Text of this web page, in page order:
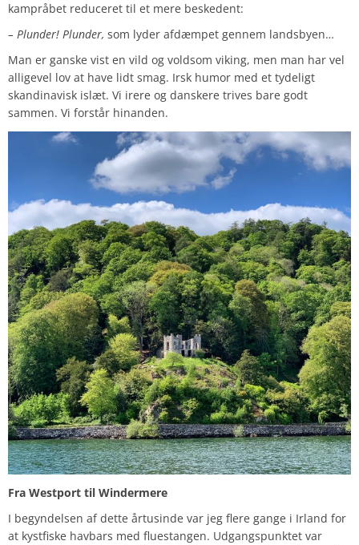
kampråbet reduceret til et mere beskedent:
– Plunder! Plunder, som lyder afdæmpet gennem landsbyen…
Man er ganske vist en vild og voldsom viking, men man har vel
alligevel lov at have lidt smag. Irsk humor med et tydeligt
skandinavisk islæt. Vi irere og danskere trives bare godt
sammen. Vi forstår hinanden.
Fra Westport til Windermere
I begyndelsen af dette årtusinde var jeg flere gange i Irland for
at kystfiske havbars med fluestangen. Udgangspunktet var